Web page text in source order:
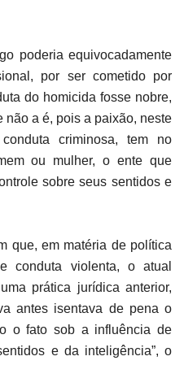
poderia equivocadamente
por ser cometido por
do homicida fosse nobre,
não a é, pois a paixão, neste
criminosa, tem no
ou mulher, o ente que
sobre seus sentidos e
que, em matéria de política
conduta violenta, o atual
prática jurídica anterior,
antes isentava de pena o
o fato sob a influência de
e da inteligência”, o